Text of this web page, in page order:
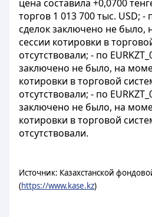
цена составила +0,0700
торгов 1 013 700 тыс. USD; -
сделок заключено не было,
сессии котировки в
отсутствовали; - по
заключено не было, на
котировки в торговой
отсутствовали; - по
заключено не было, на
котировки в торговой
отсутствовали.
Источник: Казахстанской
(https://www.kase.kz)